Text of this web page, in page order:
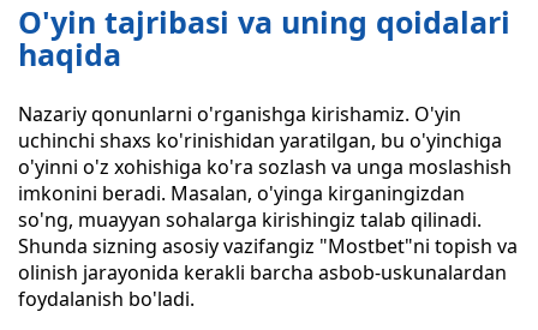
O'yin tajribasi va uning qoidalari
haqida
Nazariy qonunlarni o'rganishga kirishamiz. O'yin
uchinchi shaxs ko'rinishidan yaratilgan, bu o'yinchiga
o'yinni o'z xohishiga ko'ra sozlash va unga moslashish
imkonini beradi. Masalan, o'yinga kirganingizdan
so'ng, muayyan sohalarga kirishingiz talab qilinadi.
Shunda sizning asosiy vazifangiz "Mostbet"ni topish va
olinish jarayonida kerakli barcha asbob-uskunalardan
foydalanish bo'ladi.